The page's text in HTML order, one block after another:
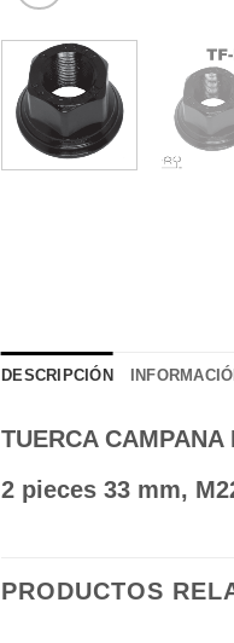
DESCRIPCIÓN
TUERCA
2 pieces 33 mm,
PRODUCTOS